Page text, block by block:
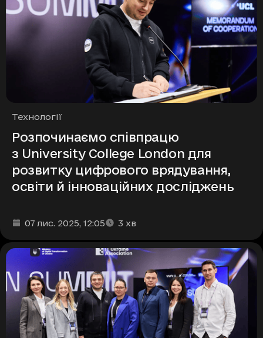
Рубрики
Технології
Розпочинаємо співпрацю
з University College London для
розвитку цифрового врядування,
освіти й інноваційних досліджень
Дата та час публікації
07 лис. 2025, 12:05
Час читання: 3 хв